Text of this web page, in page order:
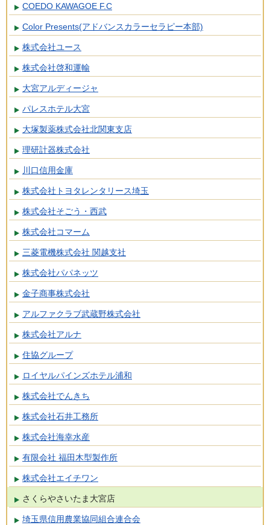
COEDO KAWAGOE F.C
Color Presents(アドバンスカラーセラピー本部)
株式会社ユース
株式会社啓和運輸
大宮アルディージャ
パレスホテル大宮
大塚製薬株式会社北関東支店
理研計器株式会社
川口信用金庫
株式会社トヨタレンタリース埼玉
株式会社そごう・西武
株式会社コマーム
三菱電機株式会社 関越支社
株式会社パパネッツ
金子商事株式会社
アルファクラブ武蔵野株式会社
株式会社アルナ
住協グループ
ロイヤルパインズホテル浦和
株式会社でんきち
株式会社石井工務所
株式会社海幸水産
有限会社 福田木型製作所
株式会社エイチワン
さくらやさいたま大宮店
埼玉県信用農業協同組合連合会